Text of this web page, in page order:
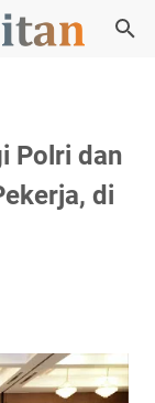
Polri dan
di